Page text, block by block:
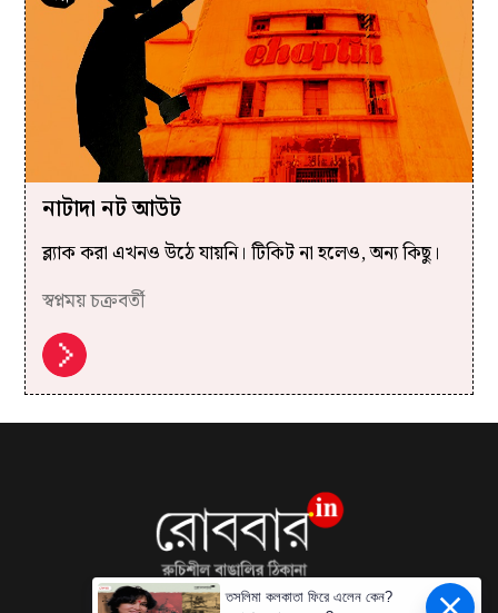
নাটাদা নট আউট
ব্ল্যাক করা এখনও উঠে যায়নি। টিকিট না হলেও, অন্য কিছু।
স্বপ্নময় চক্রবর্তী
তসলিমা কলকাতা ফিরে এলেন কেন?